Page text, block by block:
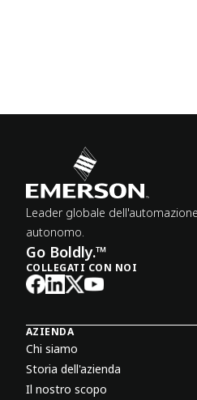
Leader globale
autonomo.
Go Boldly.™
COLLEGATI CON NOI
AZIENDA
Chi siamo
Storia dell'azienda
Il nostro scopo